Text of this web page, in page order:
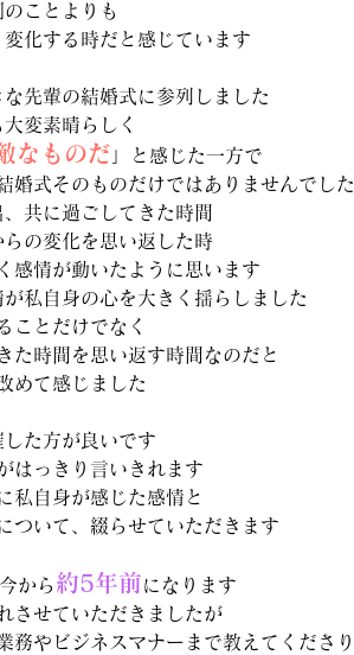
ことよりも
化する時だと感じています
先輩の結婚式に参列しました
変素晴らしく
なものだ 」と感じた一方で
婚式そのものだけではありませんでした
共に過ごしてきた時間
の変化を思い返した時
感情が動いたように思います
私自身の心を大きく揺らしました
ことだけでなく
た時間を思い返す時間なのだと
めて感じました
た方が良いです
はっきり言いきれます
私自身が感じた感情と
ついて、綴らせていただきます
から 約5年前になります
させていただきましたが
務やビジネスマナーまで教えてくださり